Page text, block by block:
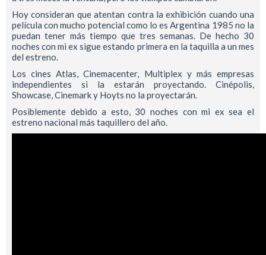
Hoy consideran que atentan contra la exhibición cuando una
película con mucho potencial como lo es Argentina 1985 no la
puedan tener más tiempo que tres semanas. De hecho 30
noches con mi ex sigue estando primera en la taquilla a un mes
del estreno.
Los cines Atlas, Cinemacenter, Multiplex y más empresas
independientes si la estarán proyectando. Cinépolis,
Showcase, Cinemark y Hoyts no la proyectarán.
Posiblemente debido a esto, 30 noches con mi ex sea el
estreno nacional más taquillero del año.